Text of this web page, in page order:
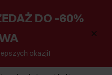
DO -60%
okazji!